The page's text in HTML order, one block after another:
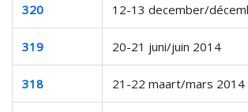
320 12-13 december/
319 20-21 juni/juin 2014
318 21-22 maart/mars 2014